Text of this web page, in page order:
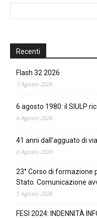
Recenti
Flash 32 2026
7 Agosto 2026
6 agosto 1980: il SIULP
6 Agosto 2026
41 anni dall’agguato di
6 Agosto 2026
23° Corso di formazione
Stato. Comunicazione
5 Agosto 2026
FESI 2024: INDENNITÀ